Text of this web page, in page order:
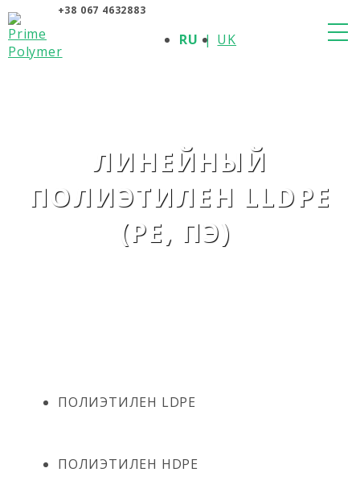
+38 067 4632883
RU UK
ЛИНЕЙНЫЙ
ПОЛИЭТИЛЕН LLDPE
(PE, ПЭ)
ПОЛИЭТИЛЕН LDPE
ПОЛИЭТИЛЕН HDPE
О КОМПАНИИ
ПРОДУКЦИЯ